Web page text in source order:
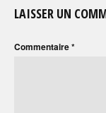
LAISSER UN
Commentaire*